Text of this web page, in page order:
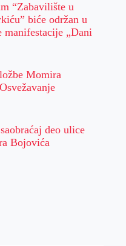
“Zabavilište u
biće održan u
manifestacije „Dani
Momira
deo ulice
Bojovića